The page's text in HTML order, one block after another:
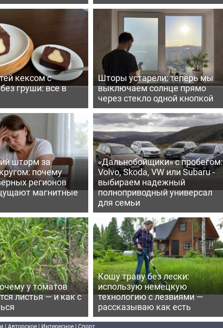
кексом с
груши: все в
Шторы устарели: теперь мы
выключаем солнце прямо
через стекло одной кнопкой
шторм за
почему
регионов
магнитные
«Дальнобойщики» с пробегом:
Volvo, Skoda, VW или Subaru -
выбираем надежный
полноприводный универсал
для семьи
у томатов
листья — и как с
Кошу траву без лески:
использую немецкую
технологию с лезвиями —
рассказываю как есть
| Авторское | Интересное | Спорт